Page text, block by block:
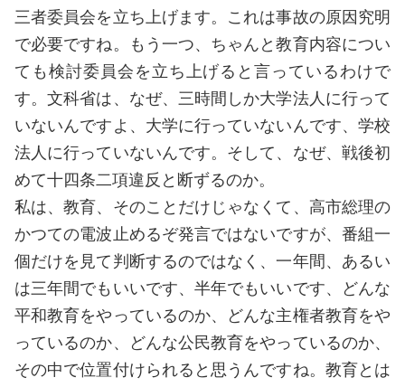
三者委員会を立ち上げます。これは事故の原因究明
で必要ですね。もう一つ、ちゃんと教育内容につい
ても検討委員会を立ち上げると言っているわけで
す。文科省は、なぜ、三時間しか大学法人に行って
いないんですよ、大学に行っていないんです、学校
法人に行っていないんです。そして、なぜ、戦後初
めて十四条二項違反と断ずるのか。
私は、教育、そのことだけじゃなくて、高市総理の
かつての電波止めるぞ発言ではないですが、番組一
個だけを見て判断するのではなく、一年間、あるい
は三年間でもいいです、半年でもいいです、どんな
平和教育をやっているのか、どんな主権者教育をや
っているのか、どんな公民教育をやっているのか、
その中で位置付けられると思うんですね。教育とは